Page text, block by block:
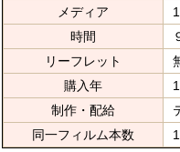
メディア
時間
リーフレット
購入年
制作・配給
同一フィルム本数